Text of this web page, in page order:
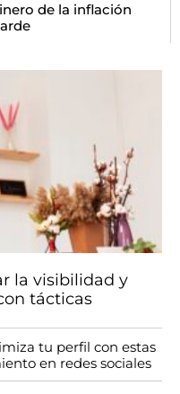
de la inflación
la visibilidad y
tácticas
tu perfil con estas
en redes sociales